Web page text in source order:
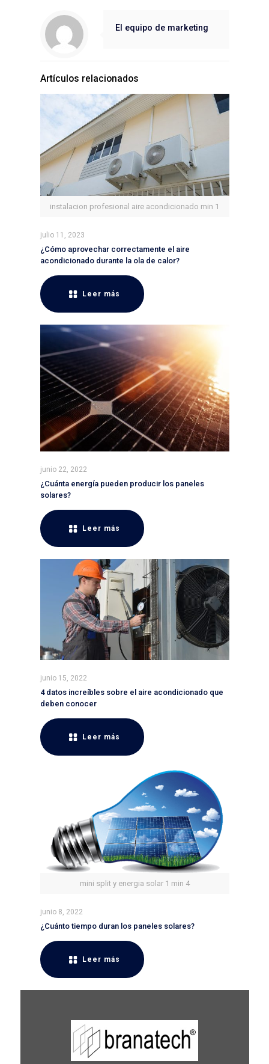
El equipo de marketing
Artículos relacionados
instalacion profesional aire acondicionado min 1
julio 11, 2023
¿Cómo aprovechar correctamente el aire
acondicionado durante la ola de calor?
Leer más
junio 22, 2022
¿Cuánta energía pueden producir los paneles
solares?
Leer más
junio 15, 2022
4 datos increíbles sobre el aire acondicionado que
deben conocer
Leer más
mini split y energia solar 1 min 4
junio 8, 2022
¿Cuánto tiempo duran los paneles solares?
Leer más